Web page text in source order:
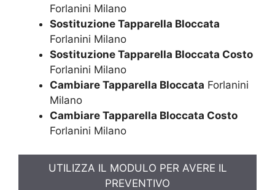
Forlanini Milano
Sostituzione Tapparella Bloccata
Forlanini Milano
Sostituzione Tapparella Bloccata Costo
Forlanini Milano
Cambiare Tapparella Bloccata Forlanini
Milano
Cambiare Tapparella Bloccata Costo
Forlanini Milano
UTILIZZA IL MODULO PER AVERE IL
PREVENTIVO